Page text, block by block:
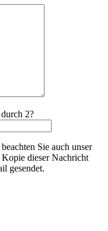
2?
Sie auch unser
Kopie dieser Nachricht
gesendet.